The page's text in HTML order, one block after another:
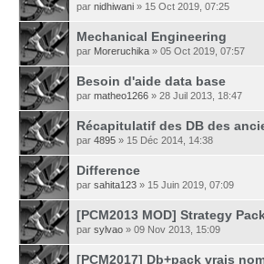
par nidhiwani » 15 Oct 2019, 07:25
Mechanical Engineering
par Moreruchika » 05 Oct 2019, 07:57
Besoin d'aide data base
par matheo1266 » 28 Juil 2013, 18:47
Récapitulatif des DB des
par 4895 » 15 Déc 2014, 14:38
Difference
par sahita123 » 15 Juin 2019, 07:09
[PCM2013 MOD] Strategy
par sylvao » 09 Nov 2013, 15:09
[PCM2017] Db+pack vrais